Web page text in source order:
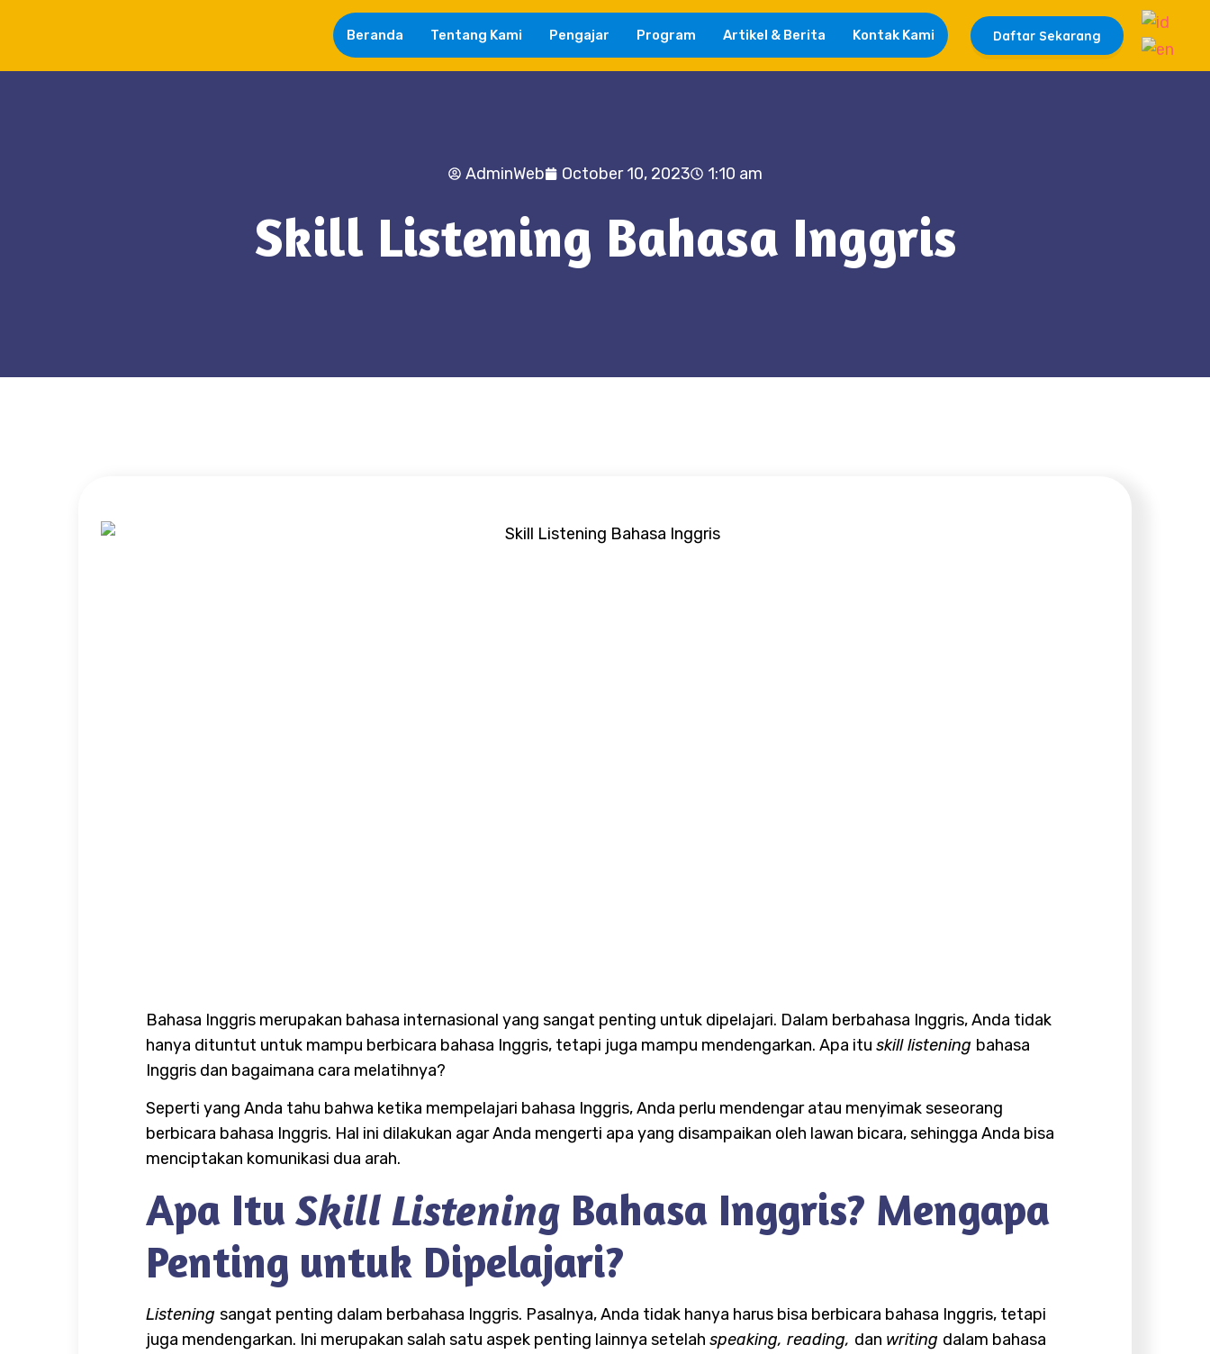
Beranda Tentang Kami Pengajar Program Artikel & Berita Kontak Kami Daftar Sekarang
AdminWeb October 10, 2023 1:10 am
Skill Listening Bahasa Inggris
Bahasa Inggris merupakan bahasa internasional yang sangat penting untuk dipelajari. Dalam berbahasa Inggris, Anda tidak
hanya dituntut untuk mampu berbicara bahasa Inggris, tetapi juga mampu mendengarkan. Apa itu skill listening bahasa
Inggris dan bagaimana cara melatihnya?
Seperti yang Anda tahu bahwa ketika mempelajari bahasa Inggris, Anda perlu mendengar atau menyimak seseorang
berbicara bahasa Inggris. Hal ini dilakukan agar Anda mengerti apa yang disampaikan oleh lawan bicara, sehingga Anda bisa
menciptakan komunikasi dua arah.
Apa ItuSkill Listening Bahasa Inggris? Mengapa
Penting untuk Dipelajari?
Listening sangat penting dalam berbahasa Inggris. Pasalnya, Anda tidak hanya harus bisa berbicara bahasa Inggris, tetapi
juga mendengarkan. Ini merupakan salah satu aspek penting lainnya setelah speaking, reading, dan writing dalam bahasa